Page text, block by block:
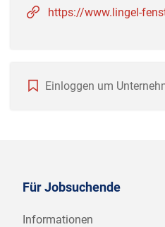
https://www.lingel-
Einloggen um
Für Jobsuchende
Informationen